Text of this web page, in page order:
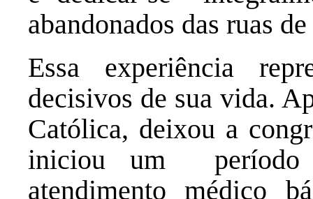
abandonados das ruas
Essa experiência
decisivos de sua vida.
Católica, deixou a
iniciou um período
atendimento médico